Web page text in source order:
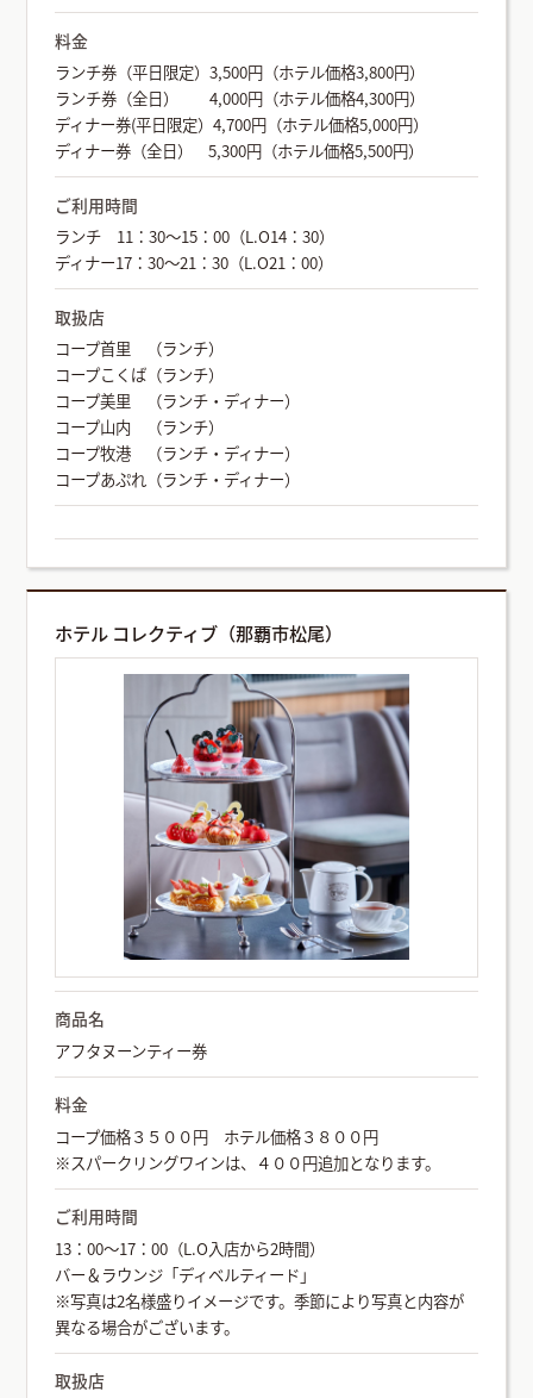
料金
ランチ券（平日限定）3,500円（ホテル価格3,800円）
ランチ券（全日） 4,000円（ホテル価格4,300円）
ディナー券(平日限定）4,700円（ホテル価格5,000円）
ディナー券（全日） 5,300円（ホテル価格5,500円）
ご利用時間
ランチ 11：30～15：00（L.O14：30）
ディナー17：30～21：30（L.O21：00）
取扱店
コープ首里 （ランチ）
コープこくば（ランチ）
コープ美里 （ランチ・ディナー）
コープ山内 （ランチ）
コープ牧港 （ランチ・ディナー）
コープあぷれ（ランチ・ディナー）
ホテル コレクティブ（那覇市松尾）
商品名
アフタヌーンティー券
料金
コープ価格３５００円 ホテル価格３８００円
※スパークリングワインは、４００円追加となります。
ご利用時間
13：00～17：00（L.O入店から2時間）
バー＆ラウンジ「ディベルティード」
※写真は2名様盛りイメージです。季節により写真と内容が
異なる場合がございます。
取扱店